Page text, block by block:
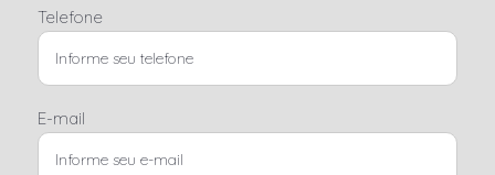
Telefone
E-mail